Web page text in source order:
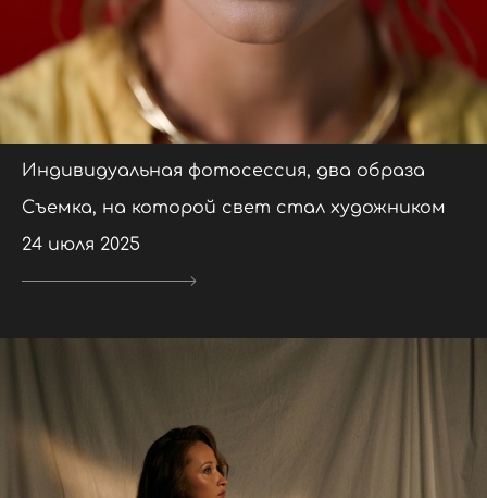
Индивидуальная фотосессия, два образа
Съемка, на которой свет стал художником
24 июля 2025